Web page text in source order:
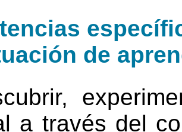
de
a través del